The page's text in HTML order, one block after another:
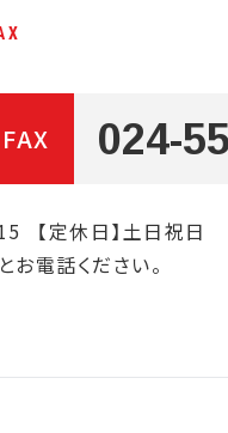
FAX 024-
【定休日】土日祝日
電話ください。